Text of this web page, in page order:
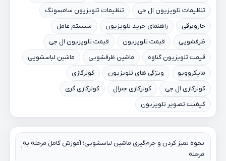
تنظیمات تلویزیون ال جی
تنظیمات تلویزیون سامسونگ
جاروبرقی
راهنمای خرید تلویزیون
سیستم عامل
ظرفشویی
قیمت تلویزیون
قیمت تلویزیون ال جی
قیمت تلویزیون گناوه
ماشین ظرفشویی
ماشین لباسشویی
مایکروویو
ویژگی های تلویزیون
کولرگازی
کولرگازی ال جی
کولرگازی جنرال
کولرگازی گری
کیفیت تصویر تلویزیون
نحوه تمیز کردن و جرم‌گیری ماشین لباسشویی؛ آموزش کامل مرحله به
مرحله